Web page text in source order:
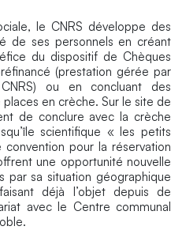
le CNRS développe des
de ses personnels en créant
du dispositif de Chèques
(prestation gérée par
ou en concluant des
en crèche. Sur le site de
de conclure avec la crèche
scientifique « les petits
pour la réservation
une opportunité nouvelle
par sa situation géographique
déjà l’objet depuis de
avec le Centre communal